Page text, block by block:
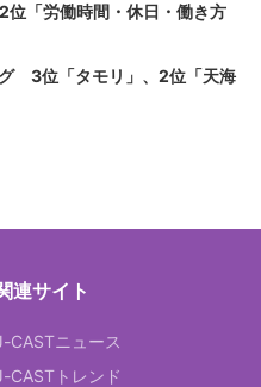
位「労働時間・休日・働き方
グ 3位「タモリ」、2位「天海
連サイト
CASTニュース
CASTトレンド